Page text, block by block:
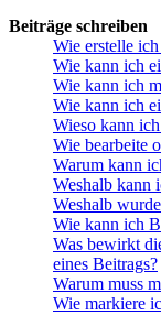
Beiträge schreiben
Wie erstelle
Wie kann ich
Wie kann ich
Wie kann ich
Wieso kann
Wie bearbeite
Warum kann
Weshalb kann
Weshalb
Wie kann ich
Was bewirkt
eines Beitrags?
Warum muss
Wie markiere